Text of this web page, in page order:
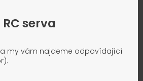
RC serva
my vám najdeme odpovídající